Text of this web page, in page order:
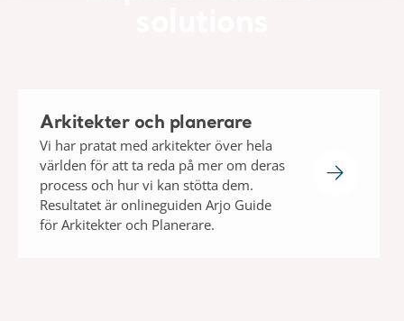
Vi är här för dig!